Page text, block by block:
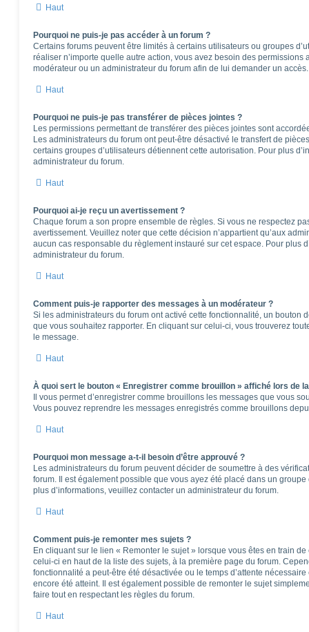
Haut
Pourquoi ne puis-je pas accéder à un forum ?
Certains forums peuvent être limités à certains utilisateurs ou groupes
réaliser n’importe quelle autre action, vous avez besoin des permissions
modérateur ou un administrateur du forum afin de lui demander un accès.
Haut
Pourquoi ne puis-je pas transférer de pièces jointes ?
Les permissions permettant de transférer des pièces jointes sont
Les administrateurs du forum ont peut-être désactivé le transfert de
certains groupes d’utilisateurs détiennent cette autorisation. Pour plus
administrateur du forum.
Haut
Pourquoi ai-je reçu un avertissement ?
Chaque forum a son propre ensemble de règles. Si vous ne respectez
avertissement. Veuillez noter que cette décision n’appartient qu’aux
aucun cas responsable du règlement instauré sur cet espace. Pour plus
administrateur du forum.
Haut
Comment puis-je rapporter des messages à un modérateur ?
Si les administrateurs du forum ont activé cette fonctionnalité, un bouton
que vous souhaitez rapporter. En cliquant sur celui-ci, vous trouverez
le message.
Haut
À quoi sert le bouton « Enregistrer comme brouillon » affiché lors de
Il vous permet d’enregistrer comme brouillons les messages que vous
Vous pouvez reprendre les messages enregistrés comme brouillons
Haut
Pourquoi mon message a-t-il besoin d’être approuvé ?
Les administrateurs du forum peuvent décider de soumettre à des
forum. Il est également possible que vous ayez été placé dans un
plus d’informations, veuillez contacter un administrateur du forum.
Haut
Comment puis-je remonter mes sujets ?
En cliquant sur le lien « Remonter le sujet » lorsque vous êtes en train
celui-ci en haut de la liste des sujets, à la première page du forum.
fonctionnalité a peut-être été désactivée ou le temps d’attente
encore été atteint. Il est également possible de remonter le sujet
faire tout en respectant les règles du forum.
Haut